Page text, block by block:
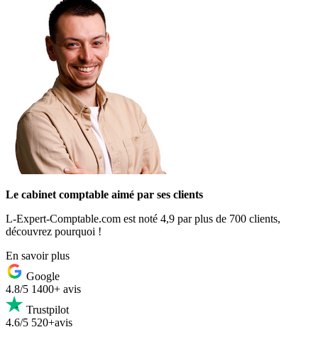
Le cabinet comptable aimé par ses clients
L-Expert-Comptable.com est noté 4,9 par plus de 700 clients,
découvrez pourquoi !
En savoir plus
Google
4.8/5 1400+ avis
Trustpilot
4.6/5 520+avis